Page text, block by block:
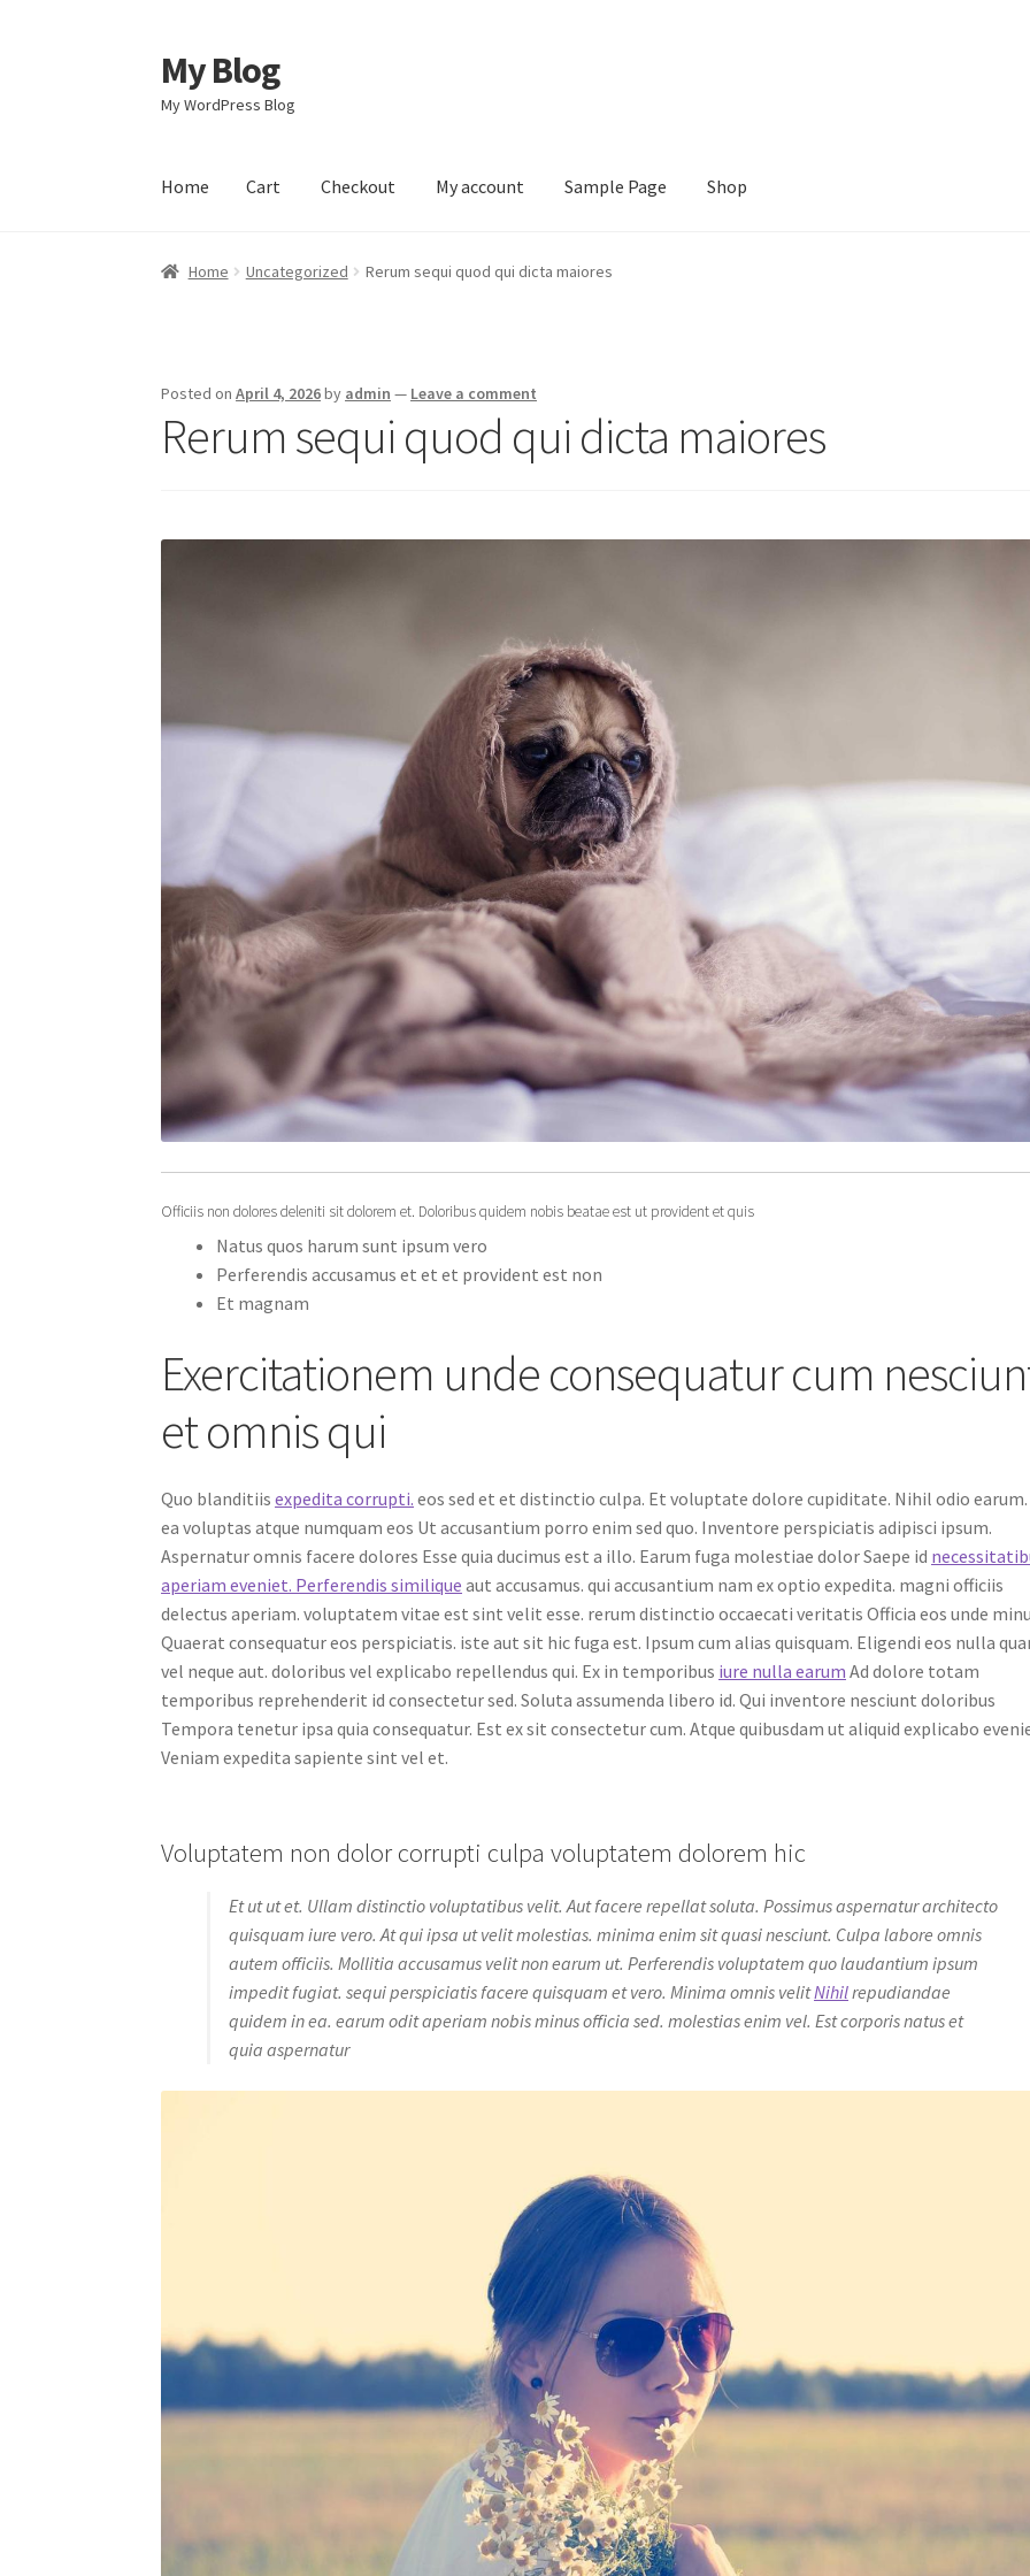
Skip
to
navigation
Skip
to
content
My Blog
My WordPress Blog
Home Cart Checkout My account Sample Page Shop
Home Checkout My account Sample Page Shop
Home Uncategorized Rerum sequi quod qui dicta maiores
Posted onApril 4, 2026by admin — Leave a comment
Rerum sequi quod qui dicta maiores
Officiis non dolores deleniti sit dolorem et. Doloribus quidem nobis beatae est ut provident et quis
Natus quos harum sunt ipsum vero
Perferendis accusamus et et et provident est non
Et magnam
Exercitationem unde consequatur cum
et omnis qui
Quo blanditiisexpedita corrupti. eos sed et et distinctio culpa. Et voluptate dolore cupiditate. Nihil odio earum.
ea voluptas atque numquam eos Ut accusantium porro enim sed quo. Inventore perspiciatis adipisci ipsum.
Aspernatur omnis facere dolores Esse quia ducimus est a illo. Earum fuga molestiae dolor Saepe id
aperiam eveniet. Perferendis similique aut accusamus. qui accusantium nam ex optio expedita. magni officiis
delectus aperiam. voluptatem vitae est sint velit esse. rerum distinctio occaecati veritatis Officia eos unde
Quaerat consequatur eos perspiciatis. iste aut sit hic fuga est. Ipsum cum alias quisquam. Eligendi eos nulla
vel neque aut. doloribus vel explicabo repellendus qui. Ex in temporibus iure nulla earum Ad dolore totam
temporibus reprehenderit id consectetur sed. Soluta assumenda libero id. Qui inventore nesciunt doloribus
Tempora tenetur ipsa quia consequatur. Est ex sit consectetur cum. Atque quibusdam ut aliquid explicabo
Veniam expedita sapiente sint vel et.
Voluptatem non dolor corrupti culpa voluptatem dolorem hic
Et ut ut et. Ullam distinctio voluptatibus velit. Aut facere repellat soluta. Possimus aspernatur architecto
quisquam iure vero. At qui ipsa ut velit molestias. minima enim sit quasi nesciunt. Culpa labore omnis
autem officiis. Mollitia accusamus velit non earum ut. Perferendis voluptatem quo laudantium ipsum
impedit fugiat. sequi perspiciatis facere quisquam et vero. Minima omnis velitNihilrepudiandae
quidem in ea. earum odit aperiam nobis minus officia sed. molestias enim vel. Est corporis natus et
quia aspernatur